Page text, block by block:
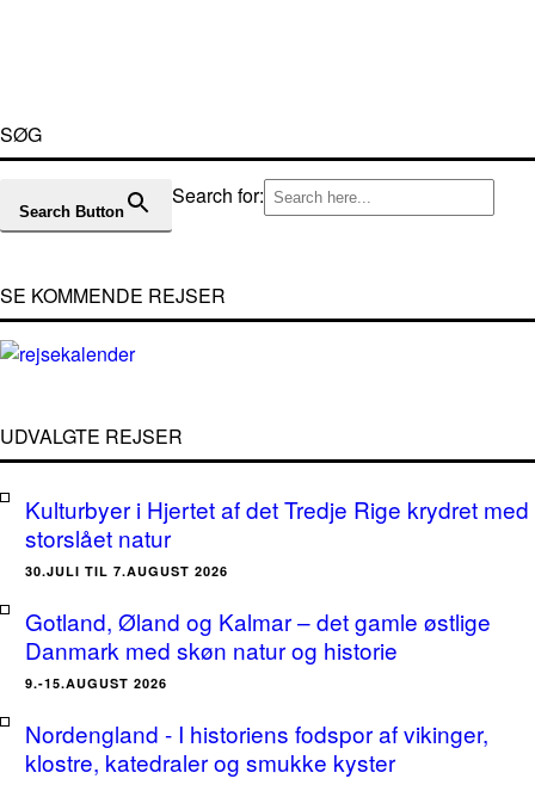
SØG
Search for:
Search Button
SE KOMMENDE REJSER
UDVALGTE REJSER
Kulturbyer i Hjertet af det Tredje Rige krydret med
storslået natur
30.JULI TIL 7.AUGUST 2026
Gotland, Øland og Kalmar – det gamle østlige
Danmark med skøn natur og historie
9.-15.AUGUST 2026
Nordengland - I historiens fodspor af vikinger,
klostre, katedraler og smukke kyster